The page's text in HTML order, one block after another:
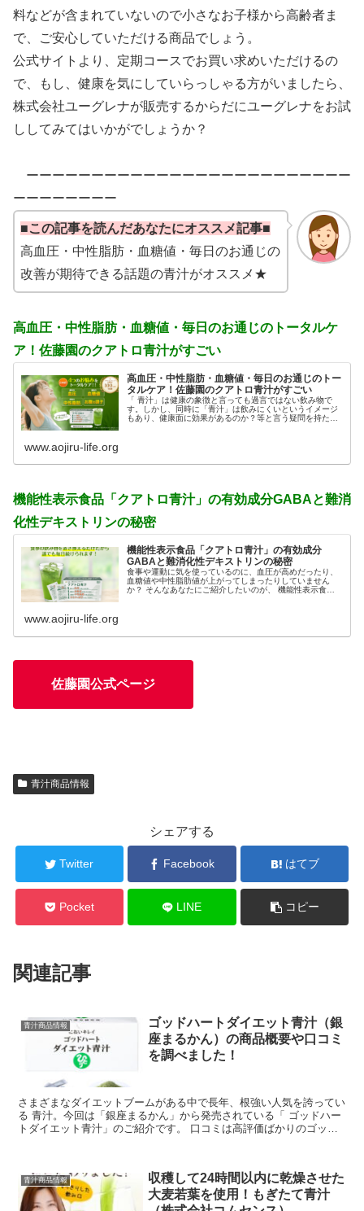
料などが含まれていないので小さなお子様から高齢者ま
で、ご安心していただける商品でしょう。
公式サイトより、定期コースでお買い求めいただけるの
で、もし、健康を気にしていらっしゃる方がいましたら、
株式会社ユーグレナが販売するからだにユーグレナをお試
ししてみてはいかがでしょうか？
ーーーーーーーーーーーーーーーーーーーーーーーーー
ーーーーーーーー
■この記事を読んだあなたにオススメ記事■
高血圧・中性脂肪・血糖値・毎日のお通じの
改善が期待できる話題の青汁がオススメ★
高血圧・中性脂肪・血糖値・毎日のお通じのトータルケ
ア！佐藤園のクアトロ青汁がすごい
高血圧・中性脂肪・血糖値・毎日のお通じのトー
タルケア！佐藤園のクアトロ青汁がすごい
「 青汁」は健康の象徴と言っても過言ではない飲み物で
す。しかし、同時に「青汁」は飲みにくいというイメージ
もあり、健康面に効果があるのか？等と言う疑問を持たれ
www.aojiru-life.org
機能性表示食品「クアトロ青汁」の有効成分GABAと難消
化性デキストリンの秘密
機能性表示食品「クアトロ青汁」の有効成分
GABAと難消化性デキストリンの秘密
食事や運動に気を使っているのに、血圧が高めだったり、
血糖値や中性脂肪値が上がってしまったりしていません
か？ そんなあなたにご紹介したいのが、 機能性表示食品
www.aojiru-life.org
佐藤園公式ページ
青汁商品情報
シェアする
Twitter Facebook はてブ
Pocket LINE コピー
関連記事
青汁商品情報
ゴッドハートダイエット青汁（銀
座まるかん）の商品概要や口コミ
を調べました！
さまざまなダイエットブームがある中で長年、根強い人気を誇ってい
る 青汁。今回は「銀座まるかん」から発売されている「 ゴッドハー
トダイエット青汁」のご紹介です。 口コミは高評価ばかりのゴッド
青汁商品情報
収穫して24時間以内に乾燥させた
大麦若葉を使用！もぎたて青汁